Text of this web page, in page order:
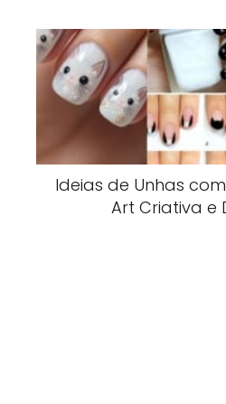
Ideias de Unhas
Art Criativa e